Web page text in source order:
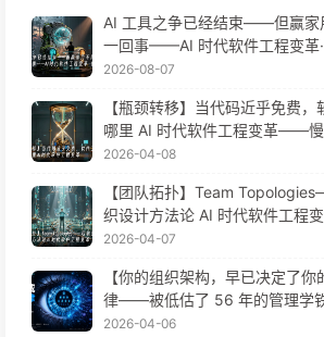
AI 工具之争已经结束——但赢家
一回事——AI 时代软件工程变革
2026-08-07
【瓶颈转移】当代码近乎免费
哪里 AI 时代软件工程变革——
2026-04-08
【团队拓扑】Team
织设计方法论 AI 时代软件工程
2026-04-07
【你的组织架构，早已决定了
律——被低估了 56 年的管理学
程变革——慢慢学AI171
2026-04-06